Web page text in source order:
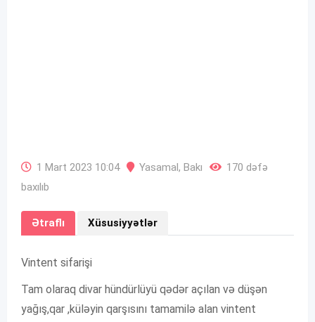
1 Mart 2023 10:04 Yasamal, Bakı
170 dəfə
baxılıb
Ətraflı Xüsusiyyətlər
Vintent sifarişi
Tam olaraq divar hündürlüyü qədər açılan və düşən
yağış,qar ,küləyin qarşısını tamamilə alan vintent